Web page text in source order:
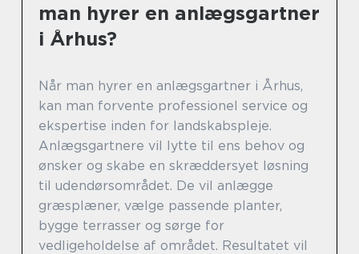
man hyrer en anlægsgartner
i Århus?
Når man hyrer en anlægsgartner i Århus,
kan man forvente professionel service og
ekspertise inden for landskabspleje.
Anlægsgartnere vil lytte til ens behov og
ønsker og skabe en skræddersyet løsning
til udendørsområdet. De vil anlægge
græsplæner, vælge passende planter,
bygge terrasser og sørge for
vedligeholdelse af området. Resultatet vil